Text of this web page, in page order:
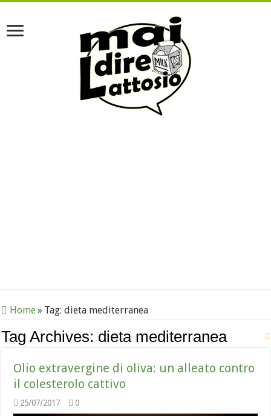
Home» Tag:dieta mediterranea
Tag Archives: dieta mediterranea
Olio extravergine di oliva: un alleato contro
il colesterolo cattivo
25/07/2017 0